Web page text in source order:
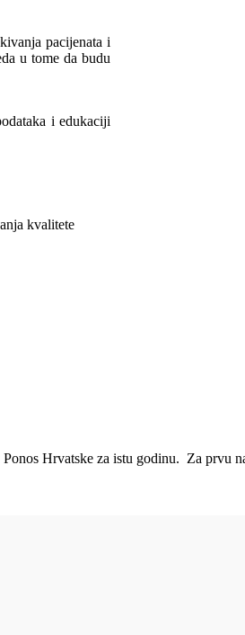
pacijenata i
u tome da budu
i edukaciji
kvalitete
Hrvatske za istu godinu. Za prvu